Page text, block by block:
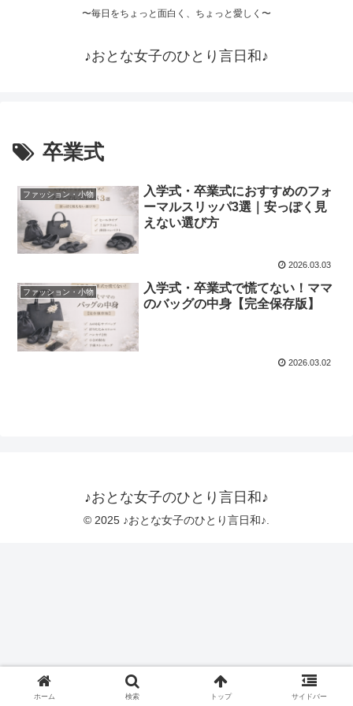
〜毎日をちょっと面白く、ちょっと愛しく〜
♪おとな女子のひとり言日和♪
卒業式
ファッション・小物
入学式・卒業式におすすめのフォ
ーマルスリッパ3選｜安っぽく見
えない選び方
2026.03.03
ファッション・小物
入学式・卒業式で慌てない！ママ
のバッグの中身【完全保存版】
2026.03.02
♪おとな女子のひとり言日和♪
© 2025 ♪おとな女子のひとり言日和♪.
ホーム 検索 トップ サイドバー